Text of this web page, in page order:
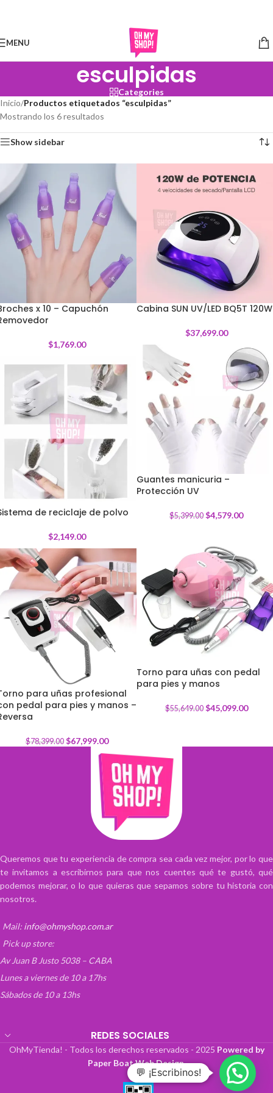
MENU
esculpidas
Categories
Inicio/Productos etiquetados “esculpidas”
Mostrando los 6 resultados
Show sidebar
x 10 – Capuchón
$1,769.00
Cabina SUN UV/LED BQ5T 120W
$37,699.00
-15%
Guantes manicuria –
Protección UV
$5,399.00 $4,579.00
de reciclaje de polvo
$2,149.00
-19 %
Torno para uñas con pedal
para pies y manos
$55,649.00 $45,099.00
-13%
para uñas profesional
pedal para pies y manos –
$78,399.00 $67,999.00
Queremos que tu experiencia de compra sea cada vez mejor, por lo que
te invitamos a escribirnos para que nos cuentes qué te gustó, qué
podemos mejorar, o lo que quieras que sepamos sobre tu historia con
nosotros.
Mail: info@ohmyshop.com.ar
Pick up store:
Av Juan B Justo 5038 – CABA
Lunes a viernes de 10 a 17hs
Sábados de 10 a 13hs
REDES SOCIALES
OhMyTienda! - Todos los derechos reservados - 2025 Powered by
Paper Boat Web Design.
💬 ¡Escribinos!